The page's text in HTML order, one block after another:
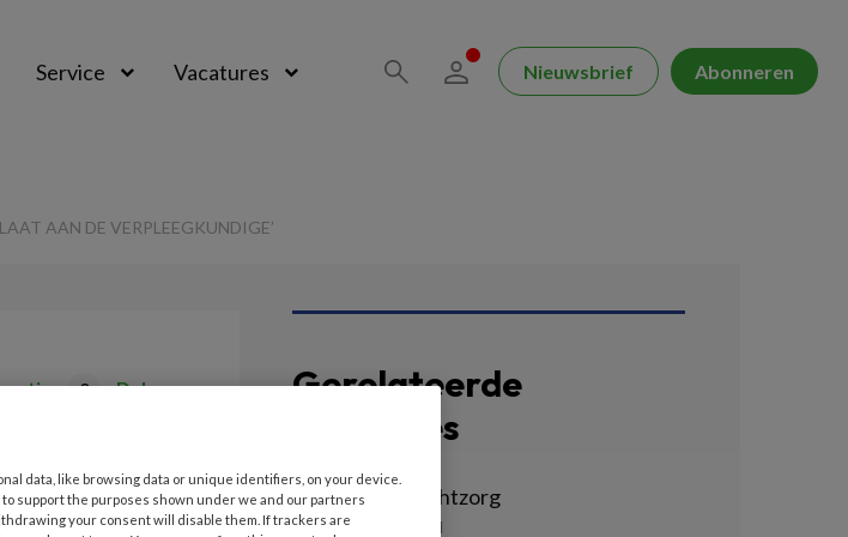
Service Vacatures Nieuwsbrief Abonneren
AAN DE VERPLEEGKUNDIGE’
0 Delen
als
Gerelateerde
vacatures
Begeleider Nachtzorg
EEMHART | BAARN
data, like browsing data or unique identifiers, on your device.
support the purposes shown under we and our partners
your consent will disable them. If trackers are